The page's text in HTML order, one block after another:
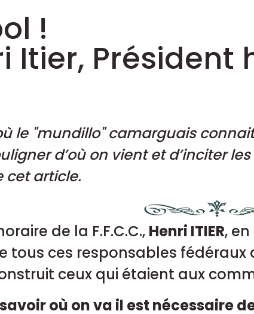
!
Itier, Président
le "mundillo" camarguais
d’où on vient et d’inciter
cet article.
de la F.F.C.C., Henri ITIER,
tous ces responsables
ceux qui étaient aux
où on va il est nécessaire